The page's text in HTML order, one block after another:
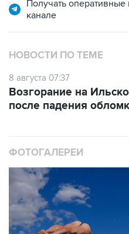
Получать
канале
НОВОСТИ ПО ТЕМЕ
8 августа 07:37
Возгорание на
после падения
ФОТОГАЛЕРЕИ